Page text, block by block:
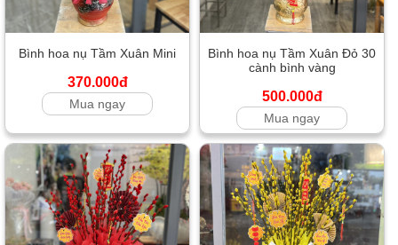
Bình hoa nụ Tầm Xuân Mini
370.000đ
Mua ngay
Bình hoa nụ Tầm Xuân Đỏ 30
cành bình vàng
500.000đ
Mua ngay